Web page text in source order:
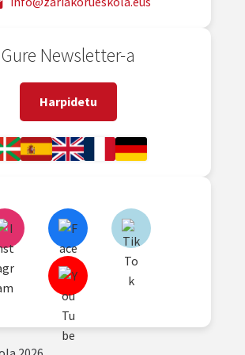
Gure Newsletter-a
Harpidetu